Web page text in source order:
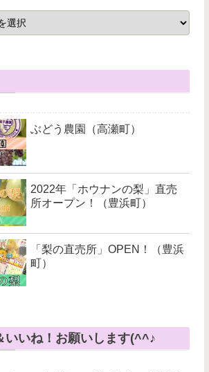
ぶどう農園（高瀬町）
2022年「ホウナンの梨」直売
所オープン！（豊浜町）
「梨の直売所」OPEN！（豊浜
町）
いいね！お願いします(^^♪